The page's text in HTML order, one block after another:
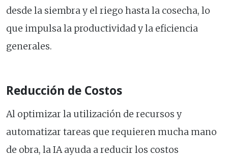
desde la siembra y el riego hasta la cosecha, lo
que impulsa la productividad y la eficiencia
generales.
Reducción de Costos
Al optimizar la utilización de recursos y
automatizar tareas que requieren mucha mano
de obra, la IA ayuda a reducir los costos